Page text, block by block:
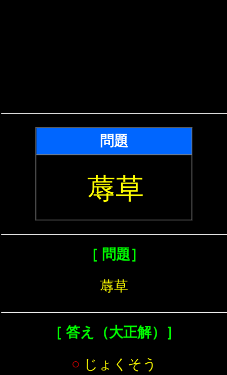
問題
蓐草
［ 問題］
蓐草
［ 答え（大正解）］
○ じょくそう